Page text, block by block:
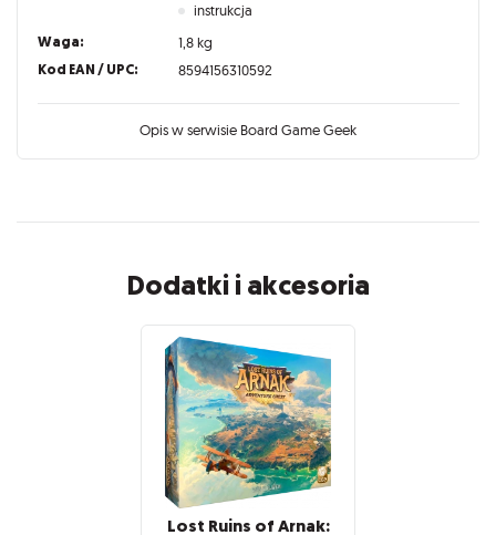
instrukcja
Waga: 1,8 kg
Kod EAN / UPC: 8594156310592
Opis w serwisie Board Game Geek
Dodatki i akcesoria
Lost Ruins of Arnak: